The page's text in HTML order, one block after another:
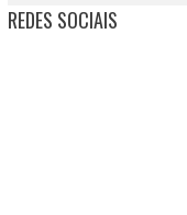
REDES SOCIAIS